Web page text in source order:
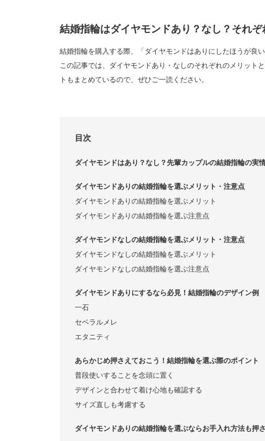
結婚指輪はダイヤモンドあり？なし？それ
結婚指輪を購入する際、「ダイヤモンドはありにしたほうが良
この記事では、ダイヤモンドあり・なしのそれぞれのメリット
トもまとめているので、ぜひご一読ください。
目次
ダイヤモンドはあり？なし？先輩カップルの結婚指輪の実
ダイヤモンドありの結婚指輪を選ぶメリット・注意点
ダイヤモンドありの結婚指輪を選ぶメリット
ダイヤモンドありの結婚指輪を選ぶ注意点
ダイヤモンドなしの結婚指輪を選ぶメリット・注意点
ダイヤモンドなしの結婚指輪を選ぶメリット
ダイヤモンドなしの結婚指輪を選ぶ注意点
ダイヤモンドありにするなら必見！結婚指輪のデザイン例
一石
セベラルメレ
エタニティ
あらかじめ押さえておこう！結婚指輪を選ぶ際のポイント
普段使いすることを念頭に置く
デザインと合わせて着け心地も確認する
サイズ直しも考慮する
ダイヤモンドありの結婚指輪を選ぶならお手入れ方法も押